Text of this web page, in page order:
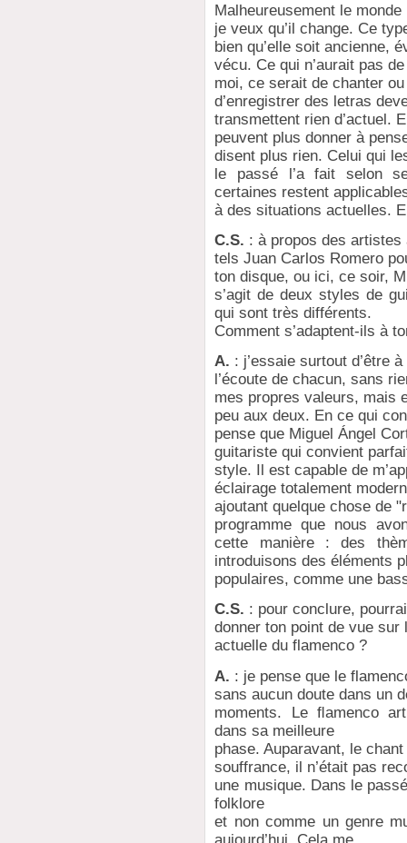
Malheureusement le monde
je veux qu’il change. Ce
bien qu’elle soit ancienne,
vécu. Ce qui n’aurait pas
moi, ce serait de chanter ou
d’enregistrer des letras
transmettent rien d’actuel.
peuvent plus donner à
disent plus rien. Celui qui
le passé l’a fait selon
certaines restent
à des situations actuelles.
C.S. : à propos des
tels Juan Carlos Romero
ton disque, ou ici, ce soir,
s’agit de deux styles de
qui sont très différents.
Comment s’adaptent-ils à
A. : j’essaie surtout d’être à
l’écoute de chacun, sans
mes propres valeurs, mais
peu aux deux. En ce qui
pense que Miguel Ángel
guitariste qui convient
style. Il est capable de
éclairage totalement
ajoutant quelque chose de
programme que nous
cette manière : des
introduisons des éléments
populaires, comme une
C.S. : pour conclure,
donner ton point de vue sur
actuelle du flamenco ?
A. : je pense que le
sans aucun doute dans un
moments. Le ﬂamenco
dans sa meilleure
phase. Auparavant, le
souffrance, il n’était pas
une musique. Dans le
folklore
et non comme un genre
aujourd’hui. Cela me